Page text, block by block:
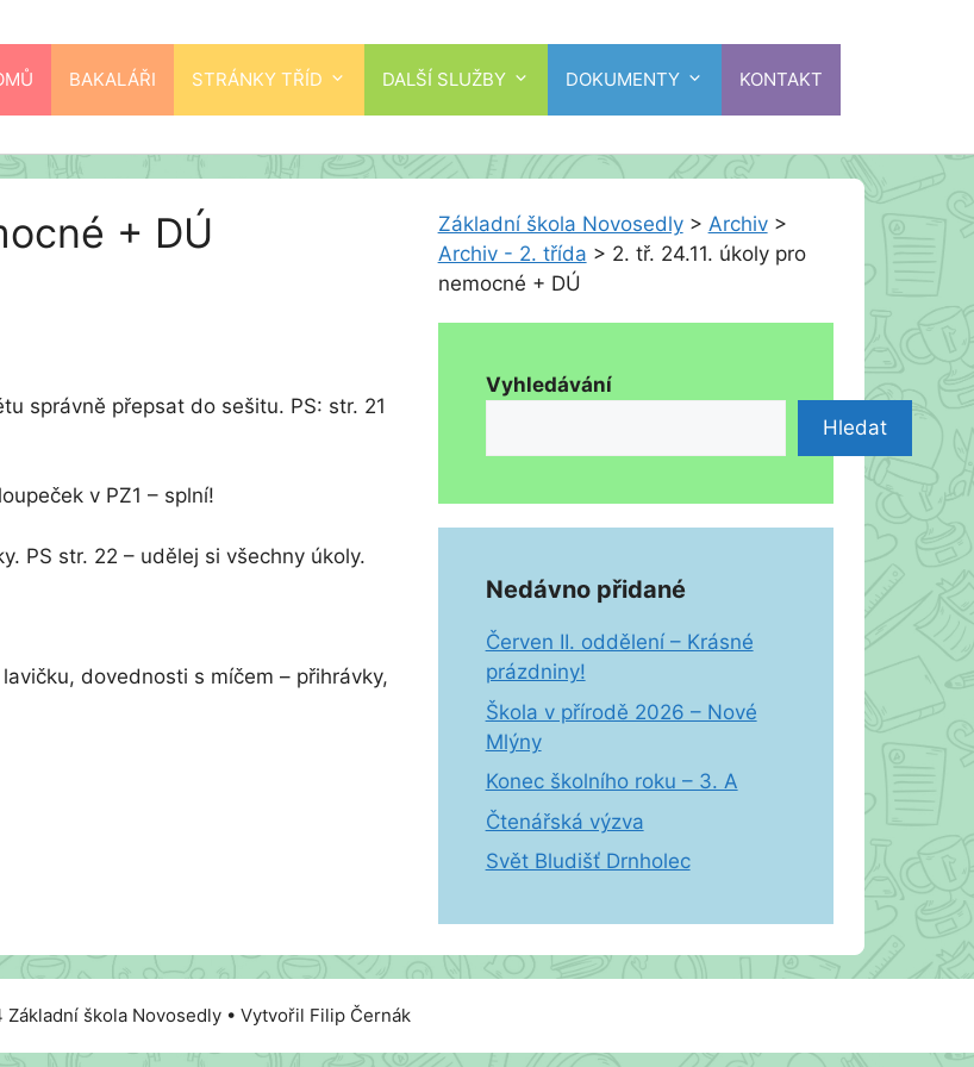
BAKALÁŘI STRÁNKY TŘÍD DALŠÍ SLUŽBY DOKUMENTY KONTAKT
+ DÚ
správně přepsat do sešitu. PS: str. 21
v PZ1 – splní!
PS str. 22 – udělej si všechny úkoly.
dovednosti s míčem – přihrávky,
Základní škola Novosedly> Archiv>
Archiv - 2. třída > 2. tř. 24.11. úkoly pro
nemocné + DÚ
Vyhledávání
Hledat
Nedávno přidané
Červen II. oddělení – Krásné
prázdniny!
Škola v přírodě 2026 – Nové
Mlýny
Konec školního roku – 3. A
Čtenářská výzva
Svět Bludišť Drnholec
škola Novosedly • Vytvořil Filip Černák